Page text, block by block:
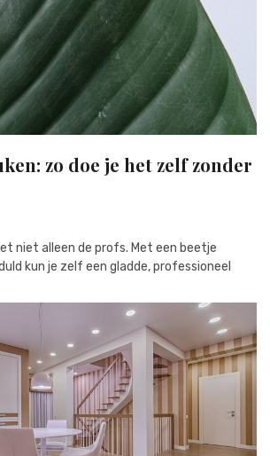
zo doe je het zelf zonder
niet alleen de profs. Met een beetje
kun je zelf een gladde, professioneel